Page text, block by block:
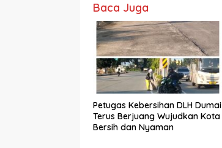
Baca Juga
Petugas Kebersihan DLH Dumai
Terus Berjuang Wujudkan Kota
Bersih dan Nyaman